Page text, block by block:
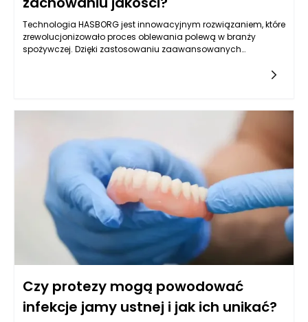
Technologia HASBORG jest innowacyjnym rozwiązaniem, które
zrewolucjonizowało proces oblewania polewą w branży
spożywczej. Dzięki zastosowaniu zaawansowanych
wymagania konsumentów w zakresie smaku, estetyki i
Czy protezy mogą powodować
infekcje jamy ustnej i jak ich unikać?